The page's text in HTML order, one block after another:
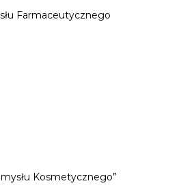
Farmaceutycznego
Kosmetycznego”